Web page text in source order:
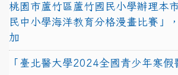
桃園市蘆竹區蘆竹國民小學辦理本
民中小學海洋教育分格漫畫比賽」
加
「臺北醫大學2024全國青少年寒假